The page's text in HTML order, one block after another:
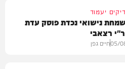
יעמוד
נישואי נכדת פוסק עדת
רצאבי
05/חיים גפן